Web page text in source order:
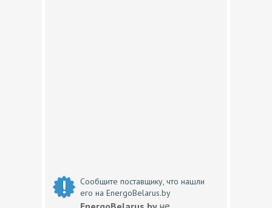
Сообщите поставщику, что нашли
его на EnergoBelarus.by